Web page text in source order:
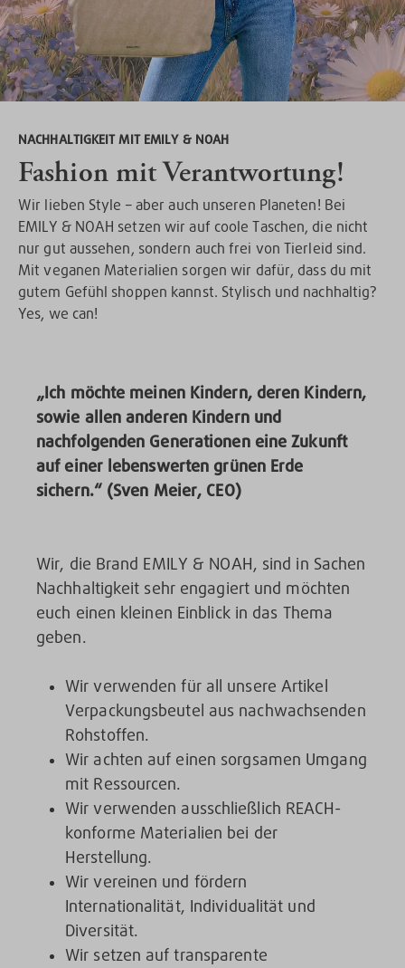
NACHHALTIGKEIT MIT EMILY & NOAH
Fashion mit Verantwortung!
Wir lieben Style – aber auch unseren Planeten! Bei
EMILY & NOAH setzen wir auf coole Taschen, die nicht
nur gut aussehen, sondern auch frei von Tierleid sind.
Mit veganen Materialien sorgen wir dafür, dass du mit
gutem Gefühl shoppen kannst. Stylisch und nachhaltig?
Yes, we can!
„Ich möchte meinen Kindern, deren Kindern,
sowie allen anderen Kindern und
nachfolgenden Generationen eine Zukunft
auf einer lebenswerten grünen Erde
sichern.“ (Sven Meier, CEO)
Wir, die Brand EMILY & NOAH, sind in Sachen
Nachhaltigkeit sehr engagiert und möchten
euch einen kleinen Einblick in das Thema
geben.
Wir verwenden für all unsere Artikel
Verpackungsbeutel aus nachwachsenden
Rohstoffen.
Wir achten auf einen sorgsamen Umgang
mit Ressourcen.
Wir verwenden ausschließlich REACH-
konforme Materialien bei der
Herstellung.
Wir vereinen und fördern
Internationalität, Individualität und
Diversität.
Wir setzen auf transparente